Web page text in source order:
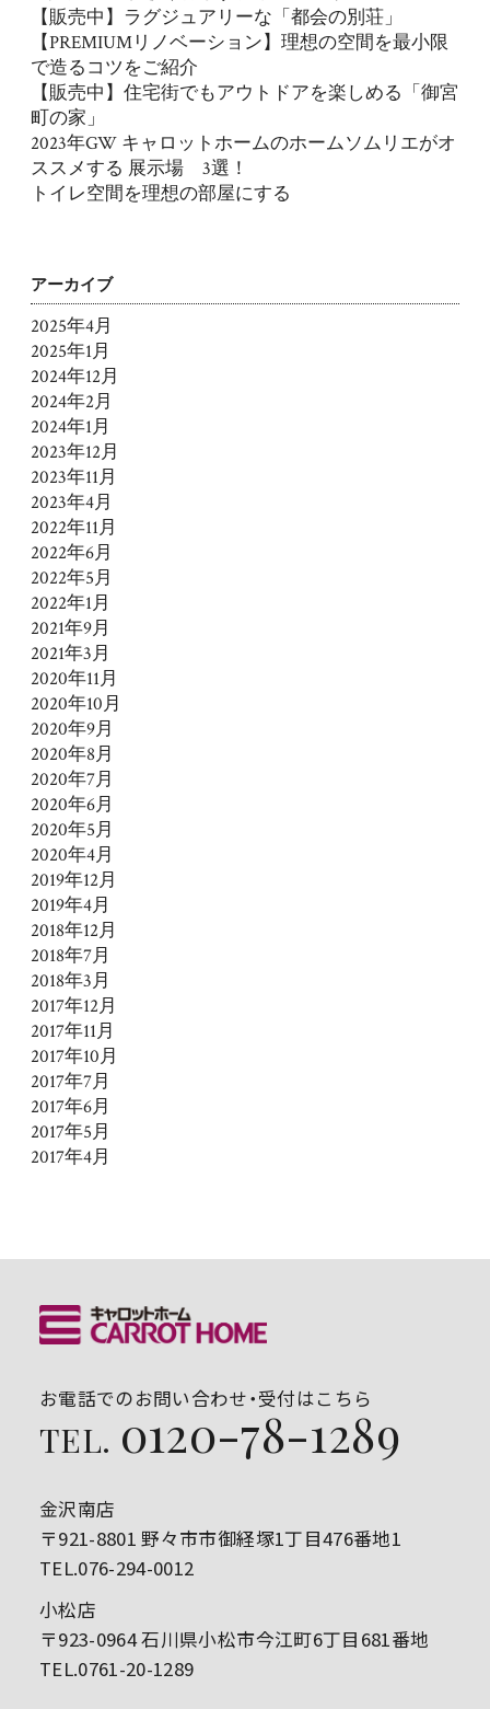
【販売中】ラグジュアリーな「都会の別荘」
【PREMIUMリノベーション】理想の空間を最小限
で造るコツをご紹介
【販売中】住宅街でもアウトドアを楽しめる「御宮
町の家」
2023年GW キャロットホームのホームソムリエがオ
ススメする 展示場 3選！
トイレ空間を理想の部屋にする
アーカイブ
2025年4月
2025年1月
2024年12月
2024年2月
2024年1月
2023年12月
2023年11月
2023年4月
2022年11月
2022年6月
2022年5月
2022年1月
2021年9月
2021年3月
2020年11月
2020年10月
2020年9月
2020年8月
2020年7月
2020年6月
2020年5月
2020年4月
2019年12月
2019年4月
2018年12月
2018年7月
2018年3月
2017年12月
2017年11月
2017年10月
2017年7月
2017年6月
2017年5月
2017年4月
お電話でのお問い合わせ・受付はこちら
TEL. 0120-78-1289
金沢南店
〒921-8801 野々市市御経塚1丁目476番地1
TEL.076-294-0012
小松店
〒923-0964 石川県小松市今江町6丁目681番地
TEL.0761-20-1289